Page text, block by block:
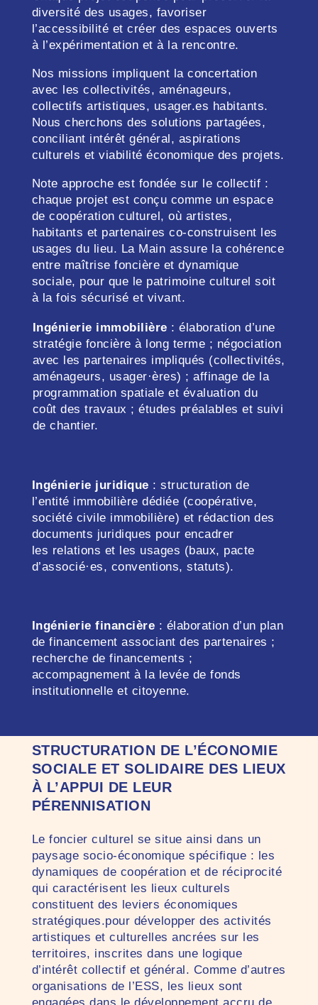
diversité des usages, favoriser
l’accessibilité et créer des espaces ouverts
à l’expérimentation et à la rencontre.
Nos missions impliquent la concertation
avec les collectivités, aménageurs,
collectifs artistiques, usager.es habitants.
Nous cherchons des solutions partagées,
conciliant intérêt général, aspirations
culturels et viabilité économique des projets.
Note approche est fondée sur le collectif :
chaque projet est conçu comme un espace
de coopération culturel, où artistes,
habitants et partenaires co-construisent les
usages du lieu. La Main assure la cohérence
entre maîtrise foncière et dynamique
sociale, pour que le patrimoine culturel soit
à la fois sécurisé et vivant.
Ingénierie immobilière : élaboration d’une
stratégie foncière à long terme ; négociation
avec les partenaires impliqués (collectivités,
aménageurs, usager·ères) ; affinage de la
programmation spatiale et évaluation du
coût des travaux ; études préalables et suivi
de chantier.
Ingénierie juridique : structuration de
l’entité immobilière dédiée (coopérative,
société civile immobilière) et rédaction des
documents juridiques pour encadrer
les relations et les usages (baux, pacte
d’associé·es, conventions, statuts).
Ingénierie financière : élaboration d’un plan
de financement associant des partenaires ;
recherche de financements ;
accompagnement à la levée de fonds
institutionnelle et citoyenne.
STRUCTURATION DE L’ÉCONOMIE
SOCIALE ET SOLIDAIRE DES LIEUX
À L’APPUI DE LEUR
PÉRENNISATION
Le foncier culturel se situe ainsi dans un
paysage socio-économique spécifique : les
dynamiques de coopération et de réciprocité
qui caractérisent les lieux culturels
constituent des leviers économiques
stratégiques.pour développer des activités
artistiques et culturelles ancrées sur les
territoires, inscrites dans une logique
d’intérêt collectif et général. Comme d’autres
organisations de l’ESS, les lieux sont
engagées dans le développement accru de